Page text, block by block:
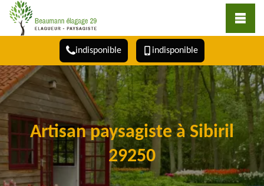
indisponible indisponible
Artisan paysagiste à Sibiril
29250